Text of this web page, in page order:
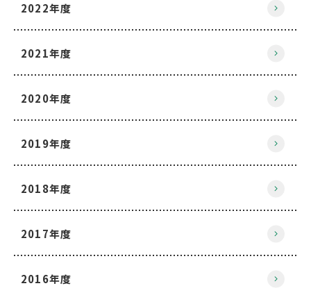
2022年度
2021年度
2020年度
2019年度
2018年度
2017年度
2016年度